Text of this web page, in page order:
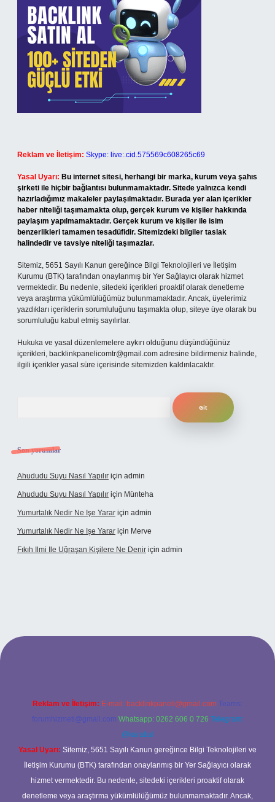
Reklam ve İletişim: Skype: live:.cid.575569c608265c69
Yasal Uyarı: Bu internet sitesi, herhangi bir marka, kurum veya şahıs
şirketi ile hiçbir bağlantısı bulunmamaktadır. Sitede yalnızca kendi
hazırladığımız makaleler paylaşılmaktadır. Burada yer alan içerikler
haber niteliği taşımamakta olup, gerçek kurum ve kişiler hakkında
paylaşım yapılmamaktadır. Gerçek kurum ve kişiler ile isim
benzerlikleri tamamen tesadüfidir. Sitemizdeki bilgiler taslak
halindedir ve tavsiye niteliği taşımazlar.
Sitemiz, 5651 Sayılı Kanun gereğince Bilgi Teknolojileri ve İletişim
Kurumu (BTK) tarafından onaylanmış bir Yer Sağlayıcı olarak hizmet
vermektedir. Bu nedenle, sitedeki içerikleri proaktif olarak denetleme
veya araştırma yükümlülüğümüz bulunmamaktadır. Ancak, üyelerimiz
yazdıkları içeriklerin sorumluluğunu taşımakta olup, siteye üye olarak bu
sorumluluğu kabul etmiş sayılırlar.
Hukuka ve yasal düzenlemelere aykırı olduğunu düşündüğünüz
içerikleri, backlinkpanelicomtr@gmail.com adresine bildirmeniz halinde,
ilgili içerikler yasal süre içerisinde sitemizden kaldırılacaktır.
Son yorumlar
Ahududu Suyu Nasıl Yapılır için admin
Ahududu Suyu Nasıl Yapılır için Münteha
Yumurtalık Nedir Ne Işe Yarar için admin
Yumurtalık Nedir Ne Işe Yarar için Merve
Fıkıh Ilmi Ile Uğraşan Kişilere Ne Denir için admin
giriş
Reklam ve İletişim: E-mail: backlinkpaneli@gmail.com Teams:
forumhizmeti@gmail.com Whatsapp: 0262 606 0 726 Telegram:
@karabul
Yasal Uyarı: Sitemiz, 5651 Sayılı Kanun gereğince Bilgi Teknolojileri ve
İletişim Kurumu (BTK) tarafından onaylanmış bir Yer Sağlayıcı olarak
hizmet vermektedir. Bu nedenle, sitedeki içerikleri proaktif olarak
denetleme veya araştırma yükümlülüğümüz bulunmamaktadır. Ancak,